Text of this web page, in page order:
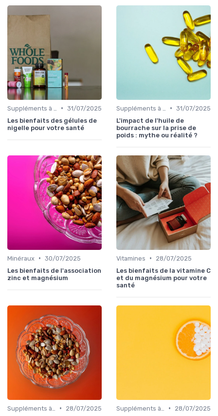
• 31/07/2025
Les bienfaits des gélules de
nigelle pour votre santé
• 31/07/2025
L'impact de l'huile de
bourrache sur la prise de
poids : mythe ou réalité ?
Minéraux • 30/07/2025
Les bienfaits de l'association
zinc et magnésium
Vitamines •
28/07/2025
Les bienfaits de la vitamine C
et du magnésium pour votre
santé
•
28/07/2025
•
28/07/2025